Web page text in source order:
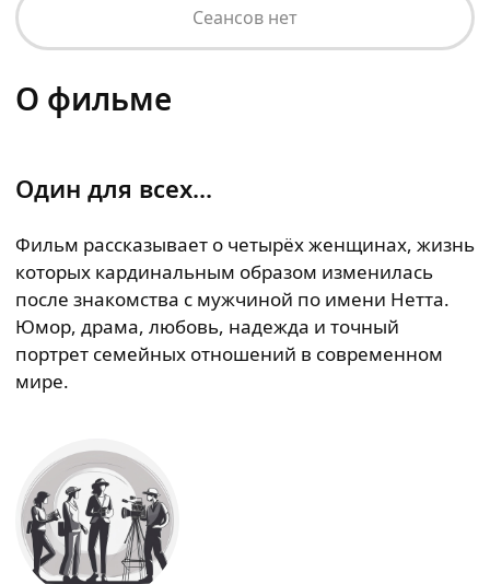
Сеансов нет
О фильме
Один для всех...
Фильм рассказывает о четырёх женщинах, жизнь
которых кардинальным образом изменилась
после знакомства с мужчиной по имени Нетта.
Юмор, драма, любовь, надежда и точный
портрет семейных отношений в современном
мире.